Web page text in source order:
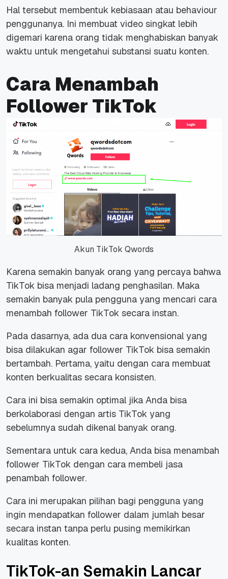
Hal tersebut membentuk kebiasaan atau behaviour
penggunanya. Ini membuat video singkat lebih
digemari karena orang tidak menghabiskan banyak
waktu untuk mengetahui substansi suatu konten.
Cara Menambah
Follower TikTok
Akun TikTok Qwords
Karena semakin banyak orang yang percaya bahwa
TikTok bisa menjadi ladang penghasilan. Maka
semakin banyak pula pengguna yang mencari cara
menambah follower TikTok secara instan.
Pada dasarnya, ada dua cara konvensional yang
bisa dilakukan agar follower TikTok bisa semakin
bertambah. Pertama, yaitu dengan cara membuat
konten berkualitas secara konsisten.
Cara ini bisa semakin optimal jika Anda bisa
berkolaborasi dengan artis TikTok yang
sebelumnya sudah dikenal banyak orang.
Sementara untuk cara kedua, Anda bisa menambah
follower TikTok dengan cara membeli jasa
penambah follower.
Cara ini merupakan pilihan bagi pengguna yang
ingin mendapatkan follower dalam jumlah besar
secara instan tanpa perlu pusing memikirkan
kualitas konten.
TikTok-an Semakin Lancar